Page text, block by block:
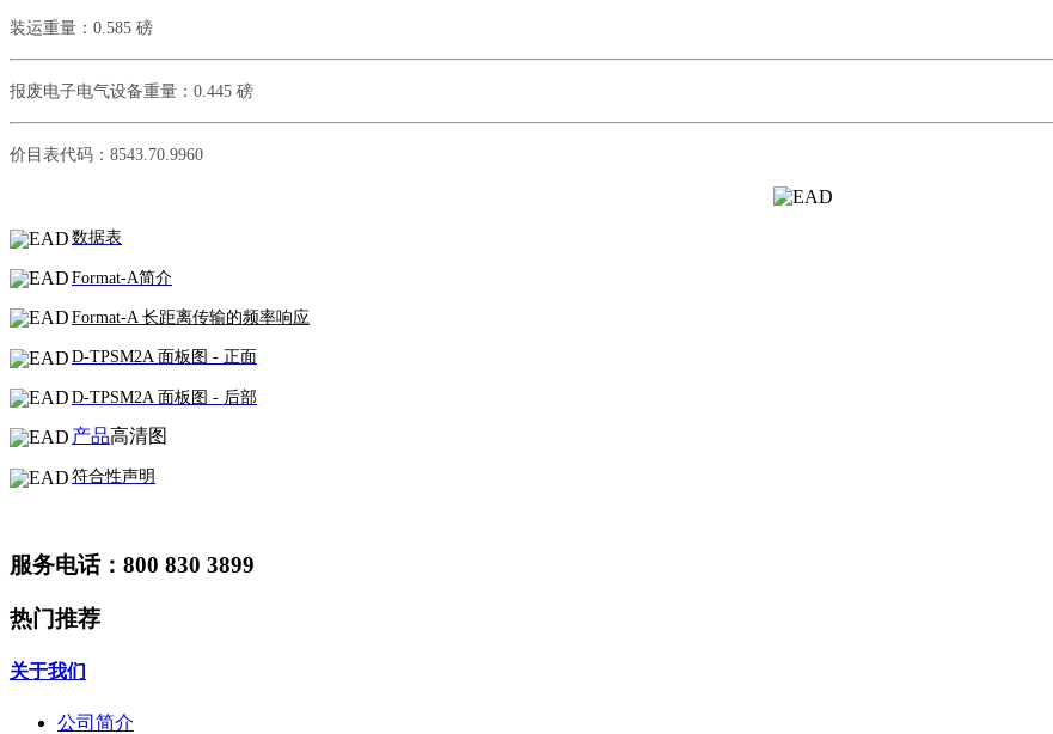
装运重量：0.585 磅
报废电子电气设备重量：0.445 磅
价目表代码：8543.70.9960
数据表
Format-A简介
Format-A 长距离传输的频率响应
D-TPSM2A 面板图 - 正面
D-TPSM2A 面板图 - 后部
产品高清图
符合性声明
服务电话：800 830 3899
热门推荐
关于我们
公司简介